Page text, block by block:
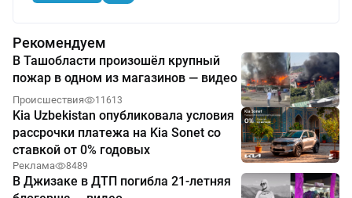
Рекомендуем
В Ташобласти произошёл крупный
пожар в одном из магазинов — видео
Происшествия 11613
Kia Uzbekistan опубликовала условия
рассрочки платежа на Kia Sonet со
ставкой от 0% годовых
Реклама 8489
В Джизаке в ДТП погибла 21-летняя